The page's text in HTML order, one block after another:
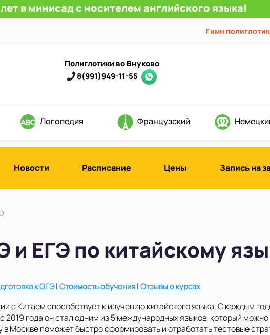
в минисад с носителем английского языка!
Гимн
Полиглотики во Внуково
8(991)949-11-55
Логопедия Французский
Новости Расписание Цены Запись на
и ЕГЭ по китайскому
к ОГЭ|Стоимость обучения|Отзывы о курсах
с Китаем способствует к изучению китайского языка. С каждым
года он стал одним из 5 международных языков, который
в Москве поможет быстро сформировать и отработать тестовые